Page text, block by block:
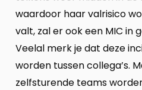
waardoor haar valrisico
valt, zal er ook een MIC in
Veelal merk je dat deze
worden tussen collega’s.
zelfsturende teams